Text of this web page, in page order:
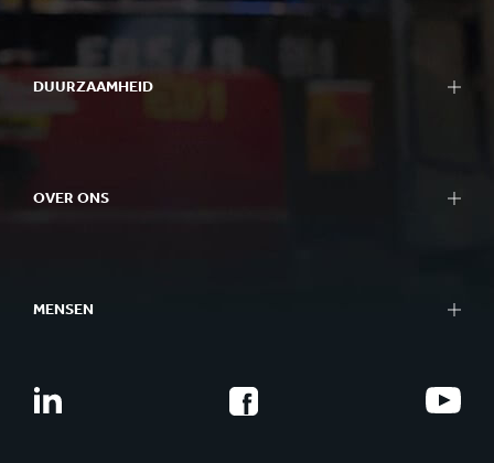
DUURZAAMHEID
OVER ONS
MENSEN